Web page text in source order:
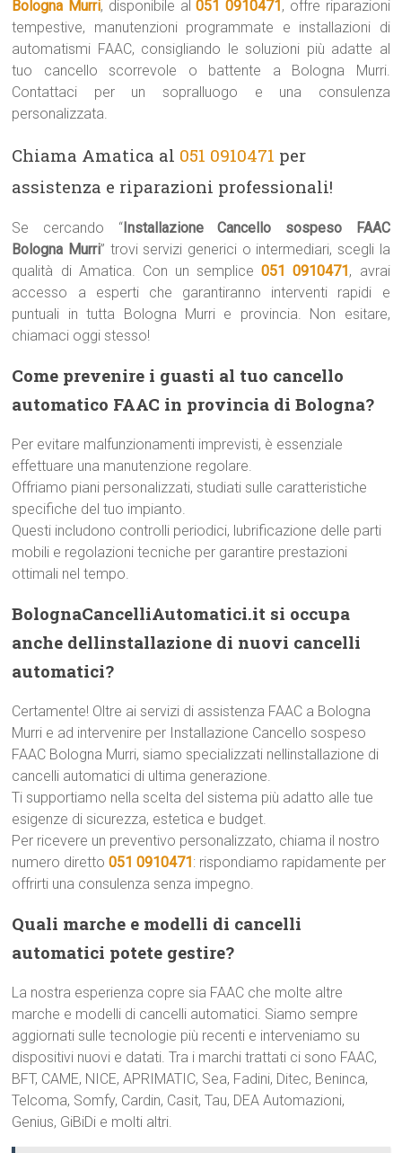
Bologna Murri, disponibile al051 0910471 , offre riparazioni
tempestive, manutenzioni programmate e installazioni di
automatismi FAAC, consigliando le soluzioni più adatte al
tuo cancello scorrevole o battente a Bologna Murri.
Contattaci per un sopralluogo e una consulenza
personalizzata.
Chiama Amatica al 051 0910471 per
assistenza e riparazioni professionali!
Se cercando “Installazione Cancello sospeso FAAC
Bologna Murri” trovi servizi generici o intermediari, scegli la
qualità di Amatica. Con un semplice051 0910471, avrai
accesso a esperti che garantiranno interventi rapidi e
puntuali in tutta Bologna Murri e provincia. Non esitare,
chiamaci oggi stesso!
Come prevenire i guasti al tuo cancello
automatico FAAC in provincia di Bologna?
Per evitare malfunzionamenti imprevisti, è essenziale
effettuare una manutenzione regolare.
Offriamo piani personalizzati, studiati sulle caratteristiche
specifiche del tuo impianto.
Questi includono controlli periodici, lubrificazione delle parti
mobili e regolazioni tecniche per garantire prestazioni
ottimali nel tempo.
BolognaCancelliAutomatici.it si occupa
anche dellinstallazione di nuovi cancelli
automatici?
Certamente! Oltre ai servizi di assistenza FAAC a Bologna
Murri e ad intervenire per Installazione Cancello sospeso
FAAC Bologna Murri, siamo specializzati nellinstallazione di
cancelli automatici di ultima generazione.
Ti supportiamo nella scelta del sistema più adatto alle tue
esigenze di sicurezza, estetica e budget.
Per ricevere un preventivo personalizzato, chiama il nostro
numero diretto051 0910471: rispondiamo rapidamente per
offrirti una consulenza senza impegno.
Quali marche e modelli di cancelli
automatici potete gestire?
La nostra esperienza copre sia FAAC che molte altre
marche e modelli di cancelli automatici. Siamo sempre
aggiornati sulle tecnologie più recenti e interveniamo su
dispositivi nuovi e datati. Tra i marchi trattati ci sono FAAC,
BFT, CAME, NICE, APRIMATIC, Sea, Fadini, Ditec, Beninca,
Telcoma, Somfy, Cardin, Casit, Tau, DEA Automazioni,
Genius, GiBiDi e molti altri.